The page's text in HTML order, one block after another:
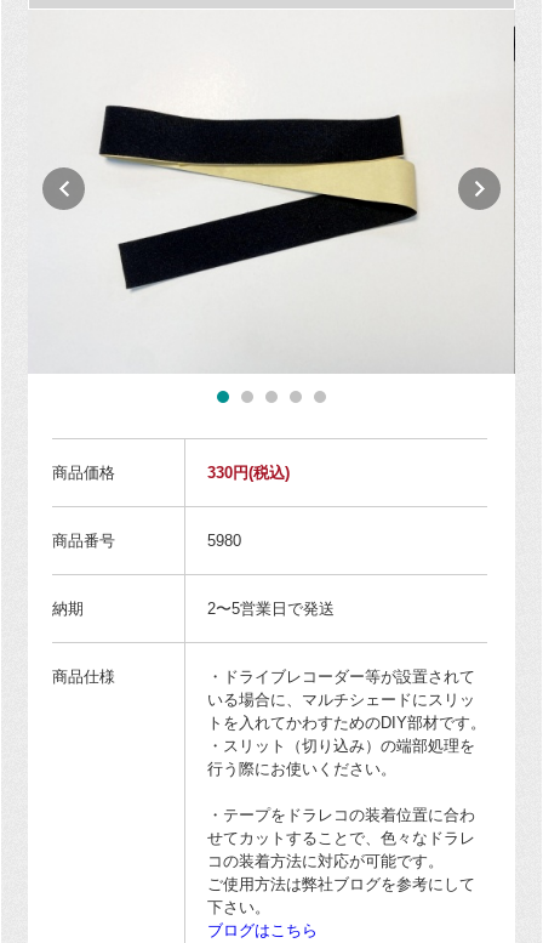
商品価格 330円(税込)
商品番号 5980
納期 2〜5営業日で発送
商品仕様
・ドライブレコーダー等が設置されて
いる場合に、マルチシェードにスリッ
トを入れてかわすためのDIY部材です。
・スリット（切り込み）の端部処理を
行う際にお使いください。
・テープをドラレコの装着位置に合わ
せてカットすることで、色々なドラレ
コの装着方法に対応が可能です。
ご使用方法は弊社ブログを参考にして
下さい。
ブログはこちら